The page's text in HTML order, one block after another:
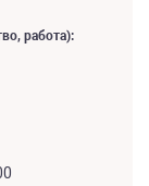
работа):